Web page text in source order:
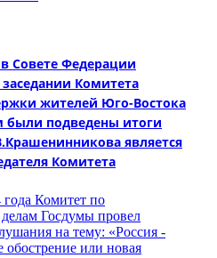
в Совете Федерации
Комитета
жителей Юго-Востока
были подведены итоги
является
Комитета